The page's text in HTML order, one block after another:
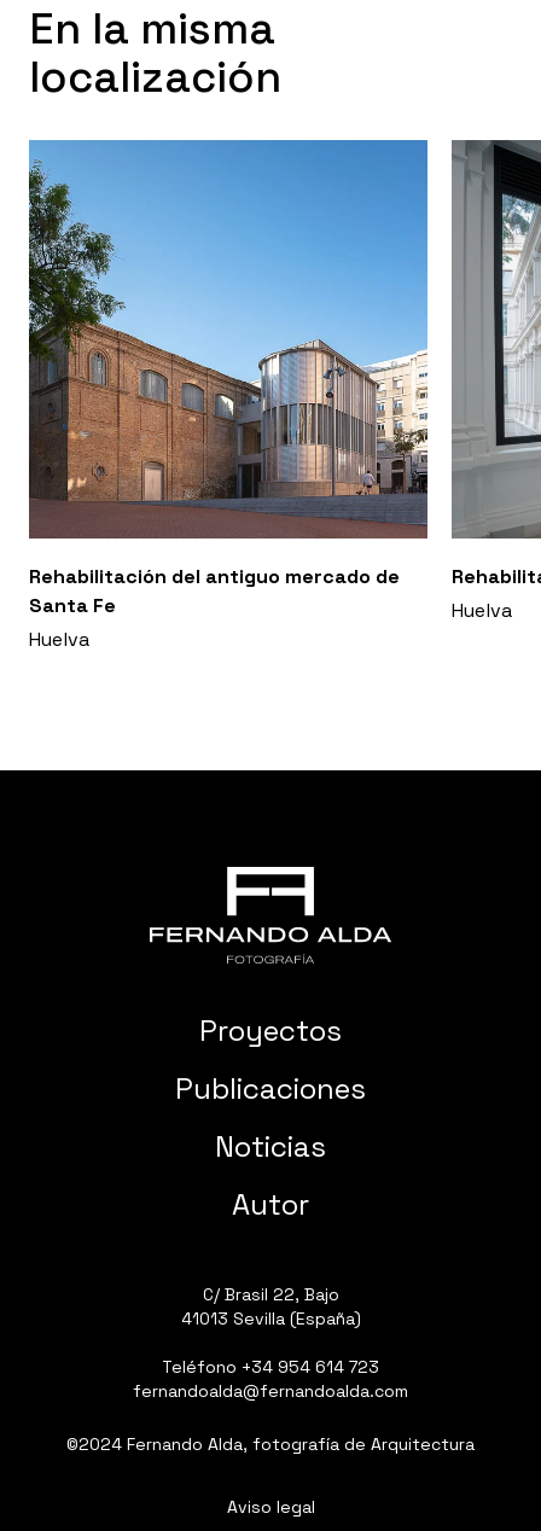
En la misma
localización
Rehabilitación del antiguo mercado de
Santa Fe
Huelva
Huelva
Proyectos
Publicaciones
Noticias
Autor
C/ Brasil 22, Bajo
41013 Sevilla (España)
Teléfono +34 954 614 723
fernandoalda@fernandoalda.com
©2024 Fernando Alda, fotografía de Arquitectura
Aviso legal